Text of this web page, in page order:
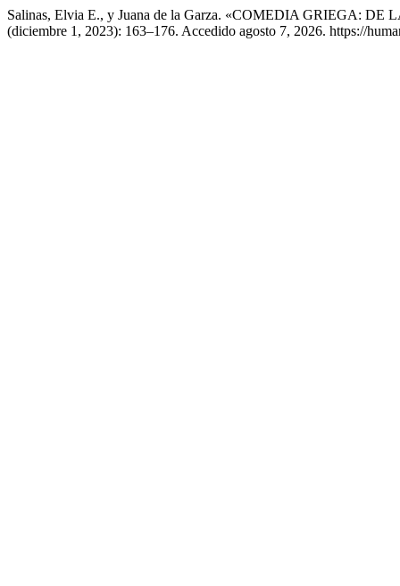
Salinas, Elvia E., y Juana de la Garza. «COMEDIA GRIEGA:
(diciembre 1, 2023): 163–176. Accedido agosto 7, 2026. https://